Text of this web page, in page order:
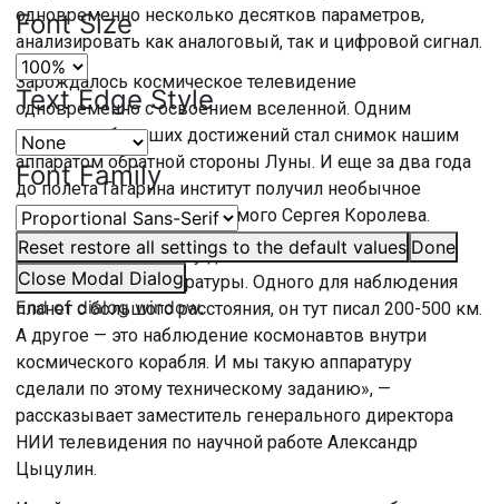
Font Size
Text Edge Style
Font Family
Reset restore all settings to the default values Done
Close Modal Dialog
End of dialog window.
одновременно несколько десятков параметров,
анализировать как аналоговый, так и цифровой сигнал.
Зарождалось космическое телевидение
одновременно с освоением вселенной. Одним
из первых больших достижений стал снимок нашим
аппаратом обратной стороны Луны. И еще за два года
до полета Гагарина институт получил необычное
техническое задание от самого Сергея Королева.
«Он заказал нам сразу два класса космической
телевизионной аппаратуры. Одного для наблюдения
планет с большого расстояния, он тут писал 200-500 км.
А другое — это наблюдение космонавтов внутри
космического корабля. И мы такую аппаратуру
сделали по этому техническому заданию», —
рассказывает заместитель генерального директора
НИИ телевидения по научной работе Александр
Цыцулин.